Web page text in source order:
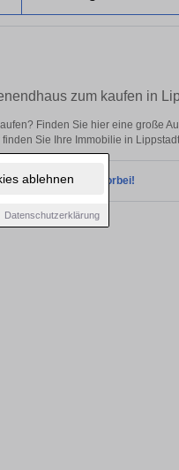
ablehnen
Datenschutzerklärung
zum kaufen in
Finden Sie hier eine große
Sie Ihre Immobilie in
Sie bald wieder vorbei!